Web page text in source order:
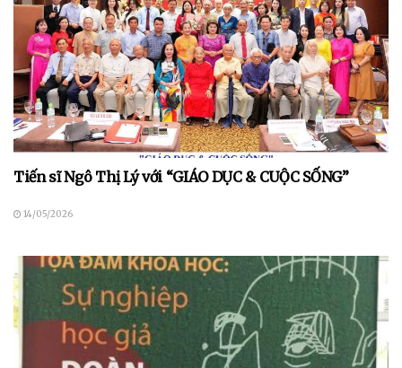
Tiến sĩ Ngô Thị Lý với “GIÁO DỤC & CUỘC SỐNG”
14/05/2026